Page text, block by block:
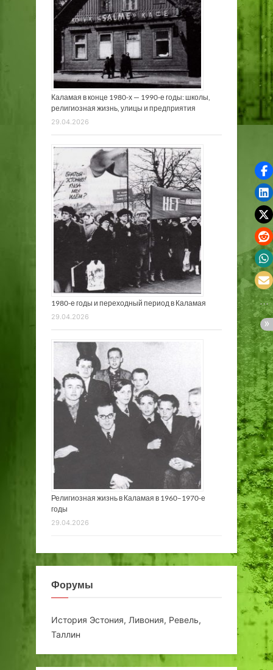
Каламая в конце 1980-х — 1990-е годы: школы,
религиозная жизнь, улицы и предприятия
29.04.2026
1980-е годы и переходный период в Каламая
29.04.2026
Религиозная жизнь в Каламая в 1960–1970-е
годы
29.04.2026
Форумы
История Эстония, Ливония, Ревель,
Таллин